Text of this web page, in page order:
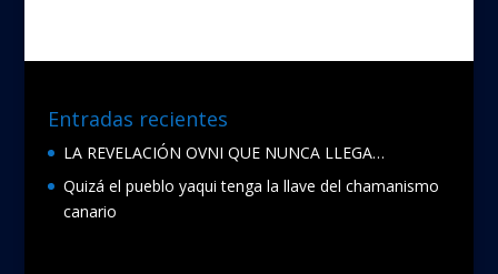
Entradas recientes
LA REVELACIÓN OVNI QUE NUNCA LLEGA…
Quizá el pueblo yaqui tenga la llave del chamanismo
canario